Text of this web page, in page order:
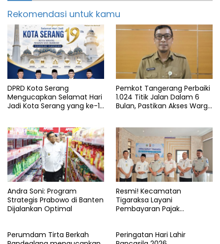
Rekomendasi untuk kamu
DPRD Kota Serang
Mengucapkan Selamat Hari
Jadi Kota Serang yang ke-19
Pemkot Tangerang Perbaiki
1.024 Titik Jalan Dalam 6
Bulan, Pastikan Akses Warga
Andra Soni: Program
Strategis Prabowo di Banten
Dijalankan Optimal
Resmi! Kecamatan
Tigaraksa Layani
Pembayaran Pajak
Perumdam Tirta Berkah
Peringatan Hari Lahir